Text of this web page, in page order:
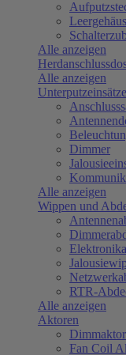
Alle anzeigen
Alle anzeigen
Unterputzeinsätze
Dimmer
Alle anzeigen
Wippen und
RTR-
Alle anzeigen
Aktoren
Fan Coil